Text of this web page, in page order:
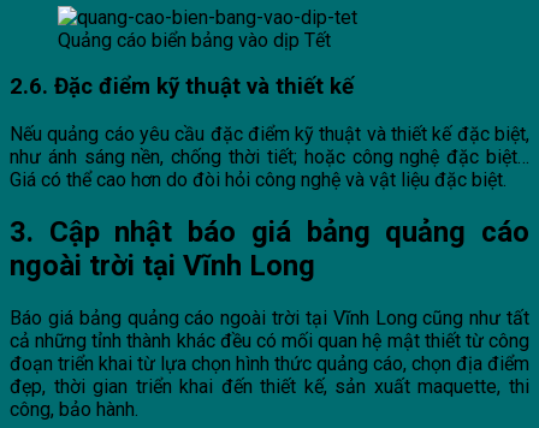
Quảng cáo biển bảng vào dịp Tết
2.6. Đặc điểm kỹ thuật và thiết kế
Nếu quảng cáo yêu cầu đặc điểm kỹ thuật và thiết kế đặc biệt,
như ánh sáng nền, chống thời tiết; hoặc công nghệ đặc biệt…
Giá có thể cao hơn do đòi hỏi công nghệ và vật liệu đặc biệt.
3. Cập nhật báo giá bảng quảng cáo
ngoài trời tại Vĩnh Long
Báo giá bảng quảng cáo ngoài trời tại Vĩnh Long cũng như tất
cả những tỉnh thành khác đều có mối quan hệ mật thiết từ công
đoạn triển khai từ lựa chọn hình thức quảng cáo, chọn địa điểm
đẹp, thời gian triển khai đến thiết kế, sản xuất maquette, thi
công, bảo hành.